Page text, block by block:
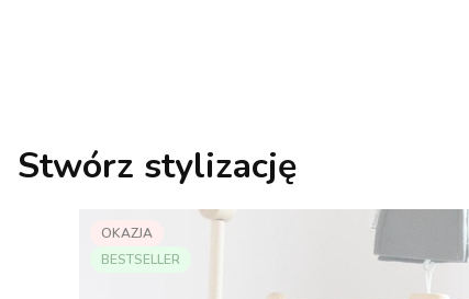
Stwórz stylizację
OKAZJA
BESTSELLER